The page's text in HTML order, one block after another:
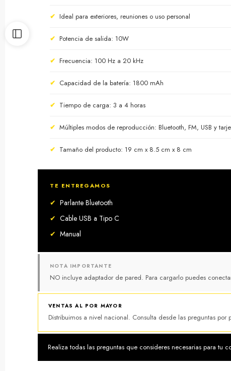
✔ Ideal para exteriores, reuniones o uso personal
✔ Potencia de salida: 10W
✔ Frecuencia: 100 Hz a 20 kHz
✔ Capacidad de la batería: 1800 mAh
✔ Tiempo de carga: 3 a 4 horas
✔ Múltiples modos de reproducción: Bluetooth, FM, USB y
✔ Tamaño del producto: 19 cm x 8.5 cm x 8 cm
TE ENTREGAMOS
✔ Parlante Bluetooth
✔ Cable USB a Tipo C
✔ Manual
NOTA IMPORTANTE
NO incluye adaptador de pared. Para cargarlo puedes
VENTAS AL POR MAYOR
Distribuimos a nivel nacional. Consulta desde las preguntas
Realiza todas las preguntas que consideres necesarias para tu